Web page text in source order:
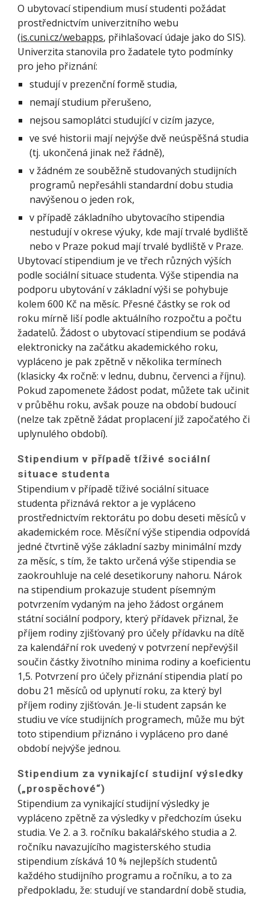
O ubytovací stipendium musí studenti požádat
prostřednictvím univerzitního webu
(is.cuni.cz/webapps, přihlašovací údaje jako do SIS).
Univerzita stanovila pro žadatele tyto podmínky
pro jeho přiznání:
studují v prezenční formě studia,
nemají studium přerušeno,
nejsou samoplátci studující v cizím jazyce,
ve své historii mají nejvýše dvě neúspěšná studia
(tj. ukončená jinak než řádně),
v žádném ze souběžně studovaných studijních
programů nepřesáhli standardní dobu studia
navýšenou o jeden rok,
v případě základního ubytovacího stipendia
nestudují v okrese výuky, kde mají trvalé bydliště
nebo v Praze pokud mají trvalé bydliště v Praze.
Ubytovací stipendium je ve třech různých výších
podle sociální situace studenta. Výše stipendia na
podporu ubytování v základní výši se pohybuje
kolem 600 Kč na měsíc. Přesné částky se rok od
roku mírně liší podle aktuálního rozpočtu a počtu
žadatelů. Žádost o ubytovací stipendium se podává
elektronicky na začátku akademického roku,
vypláceno je pak zpětně v několika termínech
(klasicky 4x ročně: v lednu, dubnu, červenci a říjnu).
Pokud zapomenete žádost podat, můžete tak učinit
v průběhu roku, avšak pouze na období budoucí
(nelze tak zpětně žádat proplacení již započatého či
uplynulého období).
Stipendium v případě tíživé sociální
situace studenta
Stipendium v případě tíživé sociální situace
studenta přiznává rektor a je vypláceno
prostřednictvím rektorátu po dobu deseti měsíců v
akademickém roce. Měsíční výše stipendia odpovídá
jedné čtvrtině výše základní sazby minimální mzdy
za měsíc, s tím, že takto určená výše stipendia se
zaokrouhluje na celé desetikoruny nahoru. Nárok
na stipendium prokazuje student písemným
potvrzením vydaným na jeho žádost orgánem
státní sociální podpory, který přídavek přiznal, že
příjem rodiny zjišťovaný pro účely přídavku na dítě
za kalendářní rok uvedený v potvrzení nepřevýšil
součin částky životního minima rodiny a koeficientu
1,5. Potvrzení pro účely přiznání stipendia platí po
dobu 21 měsíců od uplynutí roku, za který byl
příjem rodiny zjišťován. Je-li student zapsán ke
studiu ve více studijních programech, může mu být
toto stipendium přiznáno i vypláceno pro dané
období nejvýše jednou.
Stipendium za vynikající studijní výsledky
(„prospěchové“)
Stipendium za vynikající studijní výsledky je
vypláceno zpětně za výsledky v předchozím úseku
studia. Ve 2. a 3. ročníku bakalářského studia a 2.
ročníku navazujícího magisterského studia
stipendium získává 10 % nejlepších studentů
každého studijního programu a ročníku, a to za
předpokladu, že: studují ve standardní době studia,